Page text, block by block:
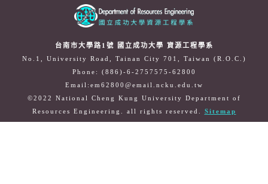
台南市大學路1號 國立成功大學 資源工程學系
No.1, University Road, Tainan City 701, Taiwan (R.O.C.)
Phone: (886)-6-2757575-62800
Email:em62800@email.ncku.edu.tw
©2022 National Cheng Kung University Department of
Resources Engineering. all rights reserved. Sitemap